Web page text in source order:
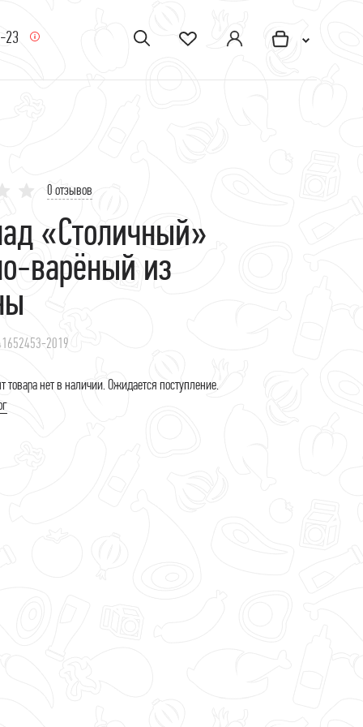
23
0 отзывов
«Столичный»
варёный из
2019
товара нет в наличии. Ожидается поступление.